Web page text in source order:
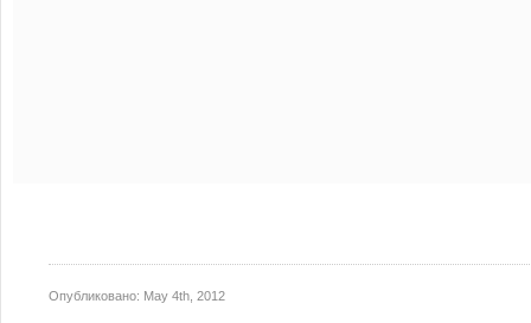
Опубликовано: May 4th, 2012